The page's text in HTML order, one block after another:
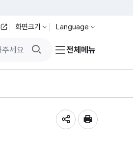
화면크기 Language
검색버튼전체메뉴